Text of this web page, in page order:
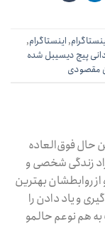
, اینستاگرام,
پیج دیسیبل شده
مقصودی
حال فوق‌العاده
زندگی شخصی و
روابطشان بهترین
و یاد دادن را
هم نوعم حالمو